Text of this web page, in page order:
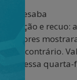
Desaba
e recuo:
Ao contrário.
nessa quarta-